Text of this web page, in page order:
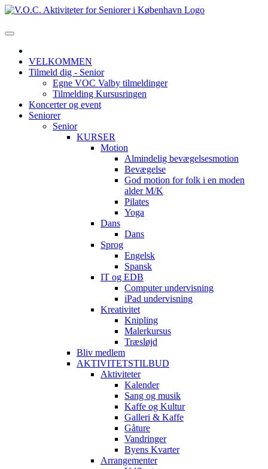
VELKOMMEN
Tilmeld dig - Senior
Egne VOC Valby tilmeldinger
Tilmelding Kursusringen
Koncerter og event
Seniorer
Senior
KURSER
Motion
Almindelig bevægelsesmotion
Bevægelse
God motion for folk i en moden
alder M/K
Pilates
Yoga
Dans
Dans
Sprog
Engelsk
Spansk
IT og EDB
Computer undervisning
iPad undervisning
Kreativitet
Knipling
Malerkursus
Træsløjd
Bliv medlem
AKTIVITETSTILBUD
Aktiviteter
Kalender
Sang og musik
Kaffe og Kultur
Galleri & Kaffe
Gåture
Vandringer
Byens Kvarter
Arrangementer